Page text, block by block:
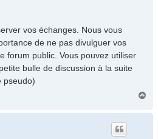
vos échanges. Nous vous
de ne pas divulguer vos
forum public. Vous pouvez utiliser
bulle de discussion à la suite
pseudo)
u